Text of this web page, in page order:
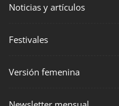
Noticias y artículos
Festivales
Versión femenina